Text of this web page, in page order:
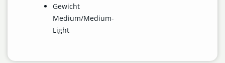
Gewicht
Medium/Medium-
Light